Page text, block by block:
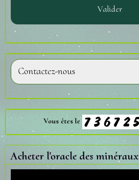
Valider
Contactez-nous
Vous êtes le
Acheter l'oracle des minéraux